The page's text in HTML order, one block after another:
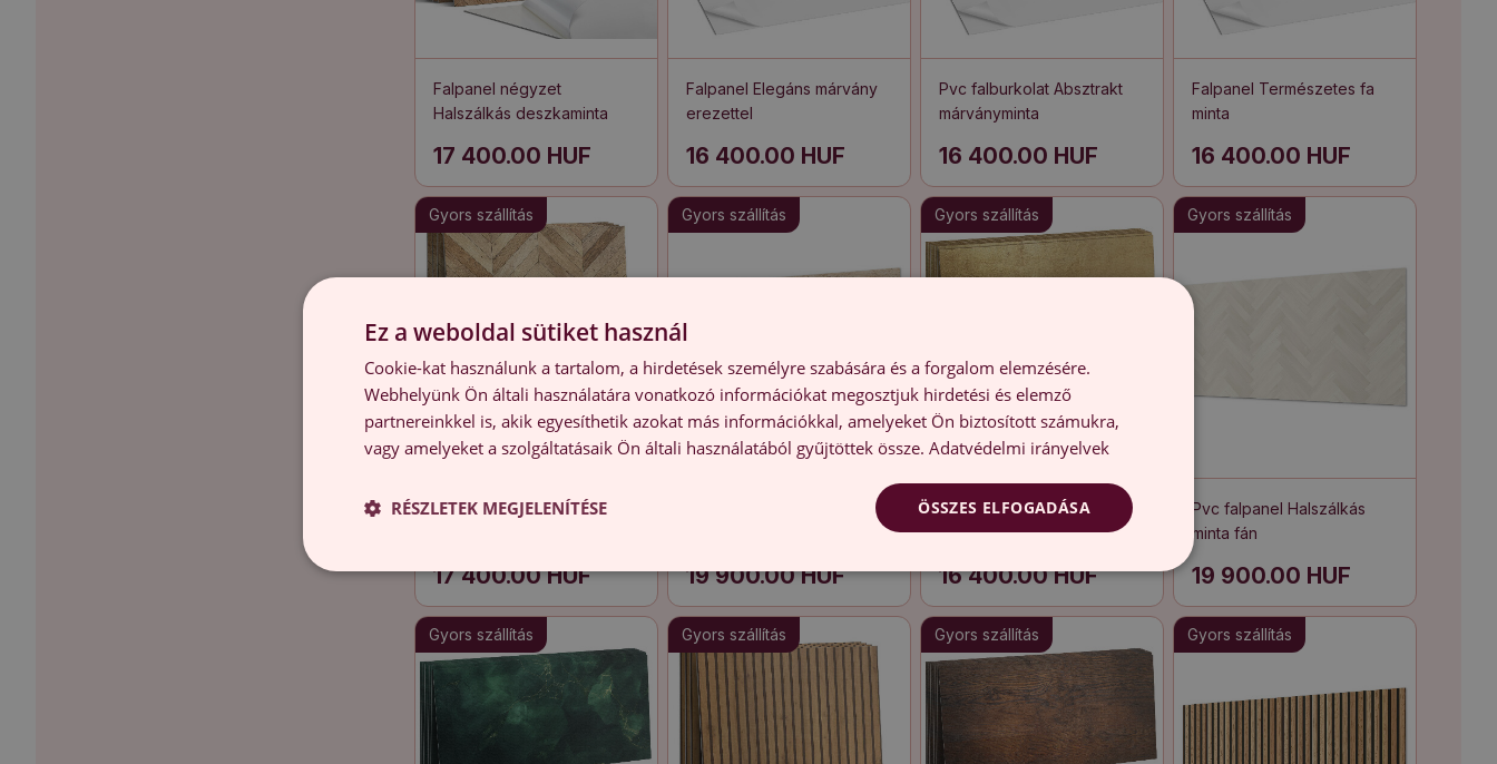
Falpanel négyzet
Halszálkás deszkaminta
17 400.00 HUF
Falpanel Elegáns márvány
erezettel
16 400.00 HUF
Pvc falburkolat Absztrakt
márványminta
16 400.00 HUF
Falpanel Természetes fa
minta
16 400.00 HUF
Gyors szállítás
Öntapadó falburkolat
17 400.00 HUF
Gyors szállítás
Pvc falburkolat Autentikus
19 900.00 HUF
Gyors szállítás
Falpanel Absztrakt háttér
textúra
16 400.00 HUF
Gyors szállítás
Pvc falpanel Halszálkás
minta fán
19 900.00 HUF
Gyors szállítás Gyors szállítás Gyors szállítás Gyors szállítás
Ez a weboldal sütiket használ
Cookie-kat használunk a tartalom, a hirdetések személyre szabására és a forgalom elemzésére.
Webhelyünk Ön általi használatára vonatkozó információkat megosztjuk hirdetési és elemző
partnereinkkel is, akik egyesíthetik azokat más információkkal, amelyeket Ön biztosított számukra,
vagy amelyeket a szolgáltatásaik Ön általi használatából gyűjtöttek össze. Adatvédelmi irányelvek
ÖSSZES ELFOGADÁSA
RÉSZLETEK MEGJELENÍTÉSE